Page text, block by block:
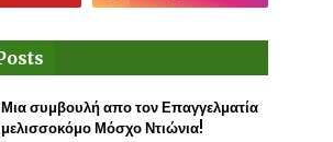
Μια συμβουλή απο τον Επαγγελματία
μελισσοκόμο Μόσχο Ντιώνια!